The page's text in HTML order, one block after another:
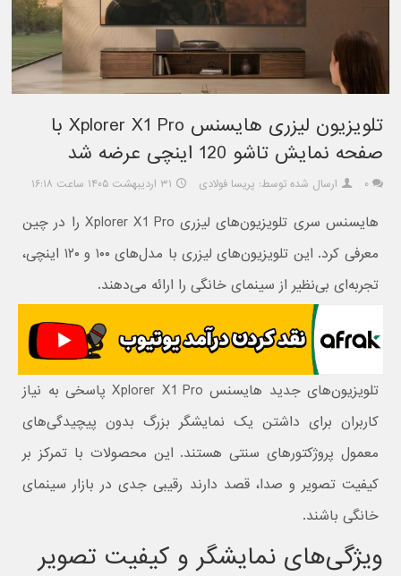
تلویزیون لیزری هایسنس Xplorer X1 Pro با
صفحه نمایش تاشو 120 اینچی عرضه شد
۰ ارسال شده توسط: پریسا فولادی ۳۱ اردیبهشت ۱۴۰۵ ساعت ۱۶:۱۸
هایسنس سری تلویزیون‌های لیزری Xplorer X1 Pro را در چین
معرفی کرد. این تلویزیون‌های لیزری با مدل‌های ۱۰۰ و ۱۲۰ اینچی،
تجربه‌ای بی‌نظیر از سینمای خانگی را ارائه می‌دهند.
تلویزیون‌های جدید هایسنس Xplorer X1 Pro پاسخی به نیاز
کاربران برای داشتن یک نمایشگر بزرگ بدون پیچیدگی‌های
معمول پروژکتورهای سنتی هستند. این محصولات با تمرکز بر
کیفیت تصویر و صدا، قصد دارند رقیبی جدی در بازار سینمای
خانگی باشند.
ویژگی‌های نمایشگر و کیفیت تصویر